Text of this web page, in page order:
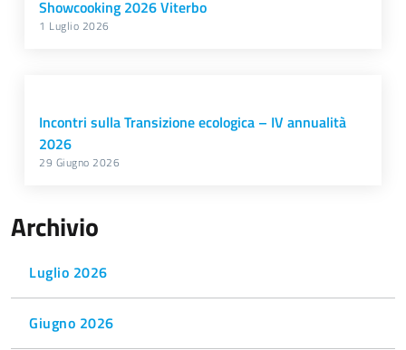
Showcooking 2026 Viterbo
1 Luglio 2026
Incontri sulla Transizione ecologica – IV annualità
2026
29 Giugno 2026
Archivio
Luglio 2026
Giugno 2026